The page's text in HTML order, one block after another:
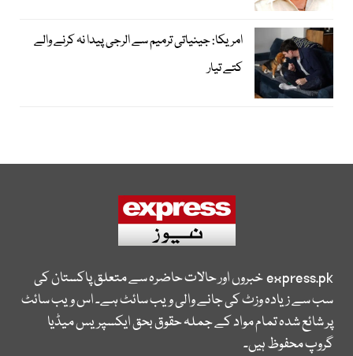
امریکا: جینیاتی ترمیم سے الرجی پیدا نہ کرنے والے
کتے تیار
express.pkخبروں اور حالات حاضرہ سے متعلق پاکستان کی
سب سے زیادہ وزٹ کی جانے والی ویب سائٹ ہے۔ اس ویب سائٹ
پر شائع شدہ تمام مواد کے جملہ حقوق بحق ایکسپریس میڈیا
گروپ محفوظ ہیں۔